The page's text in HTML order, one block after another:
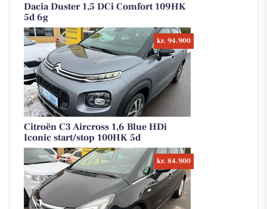
Dacia Duster 1,5 DCi Comfort 109HK
5d 6g
kr. 94.900
Citroën C3 Aircross 1,6 Blue HDi
Iconic start/stop 100HK 5d
kr. 84.900